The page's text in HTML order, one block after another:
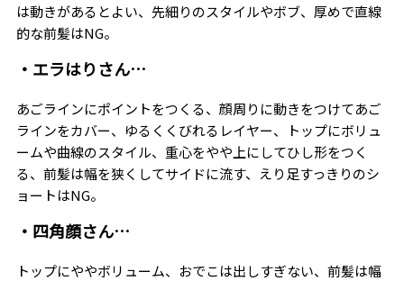
は動きがあるとよい、先細りのスタイルやボブ、厚めで直線
的な前髪はNG。
・エラはりさん…
あごラインにポイントをつくる、顔周りに動きをつけてあご
ラインをカバー、ゆるくくびれるレイヤー、トップにボリュ
ームや曲線のスタイル、重心をやや上にしてひし形をつく
る、前髪は幅を狭くしてサイドに流す、えり足すっきりのシ
ョートはNG。
・四角顔さん…
トップにややボリューム、おでこは出しすぎない、前髪は幅